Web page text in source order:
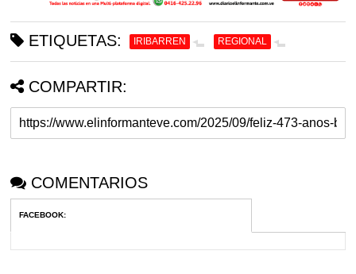
ETIQUETAS: IRIBARREN REGIONAL
COMPARTIR:
COMENTARIOS
FACEBOOK: